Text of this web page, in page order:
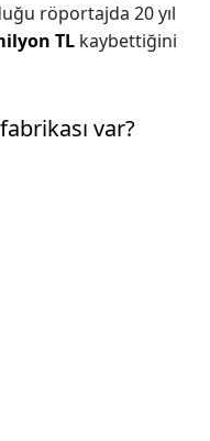
röportajda 20 yıl
TL kaybettiğini
var?